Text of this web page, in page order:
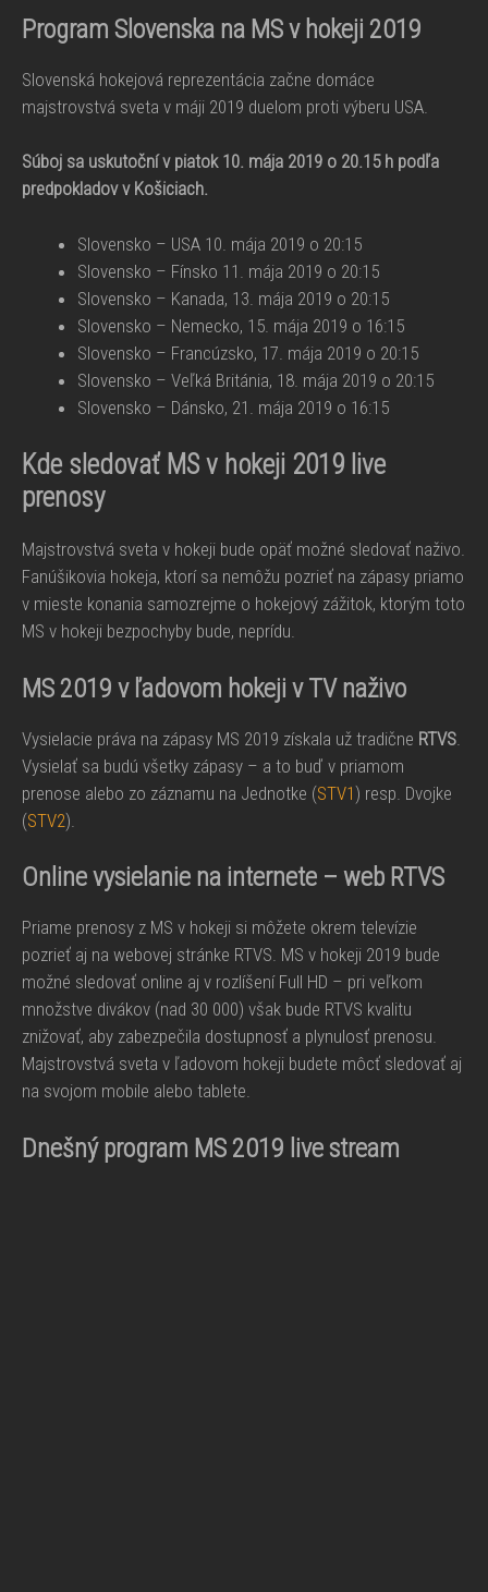
Program Slovenska na MS v hokeji 2019
Slovenská hokejová reprezentácia začne domáce
majstrovstvá sveta v máji 2019 duelom proti výberu USA.
Súboj sa uskutoční v piatok 10. mája 2019 o 20.15 h podľa
predpokladov v Košiciach.
Slovensko – USA 10. mája 2019 o 20:15
Slovensko – Fínsko 11. mája 2019 o 20:15
Slovensko – Kanada, 13. mája 2019 o 20:15
Slovensko – Nemecko, 15. mája 2019 o 16:15
Slovensko – Francúzsko, 17. mája 2019 o 20:15
Slovensko – Veľká Británia, 18. mája 2019 o 20:15
Slovensko – Dánsko, 21. mája 2019 o 16:15
Kde sledovať MS v hokeji 2019 live
prenosy
Majstrovstvá sveta v hokeji bude opäť možné sledovať naživo.
Fanúšikovia hokeja, ktorí sa nemôžu pozrieť na zápasy priamo
v mieste konania samozrejme o hokejový zážitok, ktorým toto
MS v hokeji bezpochyby bude, neprídu.
MS 2019 v ľadovom hokeji v TV naživo
Vysielacie práva na zápasy MS 2019 získala už tradične RTVS
Vysielať sa budú všetky zápasy – a to buď v priamom
prenose alebo zo záznamu na Jednotke (STV1) resp. Dvojke
(STV2).
Online vysielanie na internete – web RTVS
Priame prenosy z MS v hokeji si môžete okrem televízie
pozrieť aj na webovej stránke RTVS. MS v hokeji 2019 bude
možné sledovať online aj v rozlíšení Full HD – pri veľkom
množstve divákov (nad 30 000) však bude RTVS kvalitu
znižovať, aby zabezpečila dostupnosť a plynulosť prenosu.
Majstrovstvá sveta v ľadovom hokeji budete môcť sledovať aj
na svojom mobile alebo tablete.
Dnešný program MS 2019 live stream